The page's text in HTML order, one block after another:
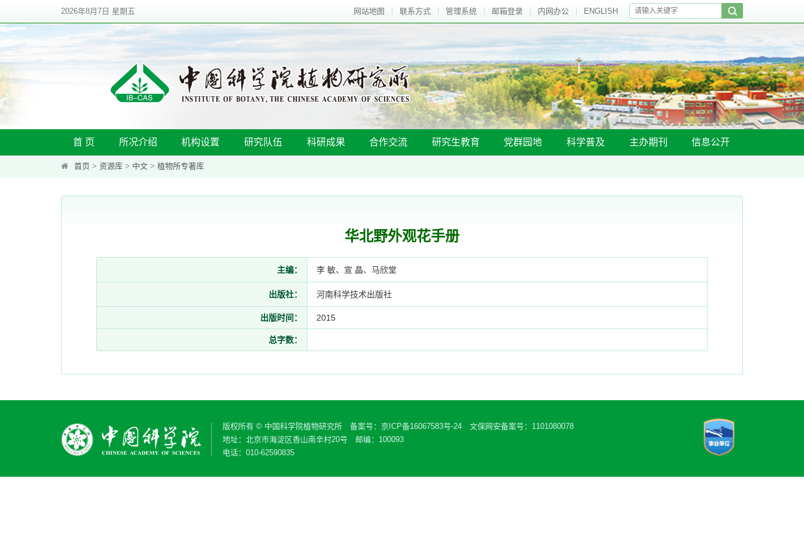
2026年8月7日 星期五 网站地图 联系方式 管理系统 邮箱登录 内网办公 ENGLISH
首 页 所况介绍 机构设置 研究队伍 科研成果 合作交流 研究生教育 党群园地 科学普及 主办期刊 信息公开
首页 > 资源库 > 中文 > 植物所专著库
华北野外观花手册
主编： 李 敏、宣 晶、马欣堂
出版社： 河南科学技术出版社
出版时间： 2015
总字数：
版权所有 © 中国科学院植物研究所 备案号： 京ICP备16067583号-24 文保网安备案号：1101080078
地址：北京市海淀区香山南辛村20号 邮编：100093
电话：010-62590835